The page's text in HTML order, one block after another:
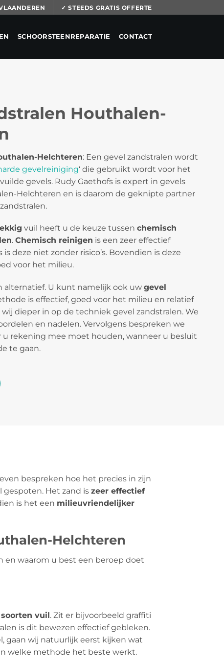
✓ STEEDS GRATIS OFFERTE
SCHOORSTEENREPARATIE CONTACT
Houthalen-
Helchteren: Een gevel zandstralen wordt
gevelreiniging‘ die gebruikt wordt voor het
gevels. Rudy Gaethofs is expert in gevels
Helchteren en is daarom de geknipte partner
vuil heeft u de keuze tussen chemisch
. Chemisch reinigen is een zeer effectief
deze niet zonder risico’s. Bovendien is deze
voor het milieu.
alternatief. U kunt namelijk ook uw gevel
is effectief, goed voor het milieu en relatief
dieper in op de techniek gevel zandstralen. We
en nadelen. Vervolgens bespreken we
u rekening mee moet houden, wanneer u besluit
te gaan.
bespreken hoe het precies in zijn
Het zand is zeer effectief
is het een milieuvriendelijker
Helchteren
en waarom u best een beroep doet
vuil. Zit er bijvoorbeeld graffiti
is dit bewezen effectief gebleken.
gaan wij natuurlijk eerst kijken wat
welke methode het beste werkt.